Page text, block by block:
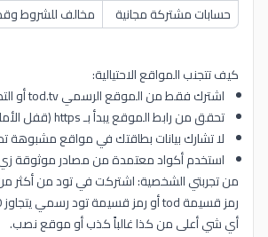
حسابات مشتركة مجانية
مخالف للشروط
كيف تتجنب المواقع الاحتيالية:
اشترك فقط من الموقع الرسمي tod.tv أو التطبيق الرسمي
تحقق من رابط الموقع يبدأ بـ https (قفل الأمان)
لا تشارك بيانات بطاقتك في مواقع مشبوهة
استخدم أكواد معتمدة من مصادر موثوقة
من تجربتي الشخصية: اشتركت في تود من أكثر
رمز قسيمة tod أو رمز قسيمة تود رسمي يتجاوز 10-15%.
أي شي أعلى من كذا غالباً كذب أو موقع نصب.